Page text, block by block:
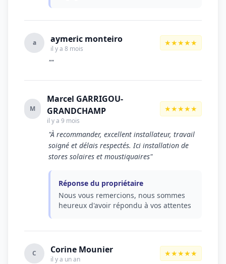
a aymeric monteiro
il y a 8 mois
★★★★★
""
M
Marcel GARRIGOU-
GRANDCHAMP
il y a 9 mois
★★★★★
"À recommander, excellent installateur, travail
soigné et délais respectés. Ici installation de
stores solaires et moustiquaires"
Réponse du propriétaire
Nous vous remercions, nous sommes
heureux d'avoir répondu à vos attentes
C Corine Mounier
il y a un an
★★★★★